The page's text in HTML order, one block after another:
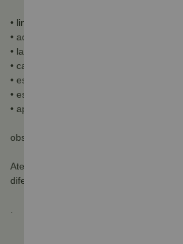
• linha: Royal
• acabamento: Titânio
• largura: Mínima da porta 700mm
• carga: 40 a 60kg
• espessura: Mdf porta 18 a 36mm
• espessura: Vidro porta 08 a 10mm
• aplicação: Madeira / alumínio
obs: Acessórios evo para vidro vendido
Atenção: Imagem meramente
diferença em sua tonalidade.